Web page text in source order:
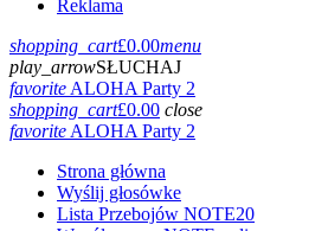
Reklama
shopping_cart£0.00menu
play_arrowSŁUCHAJ
favoriteALOHA Party 2
shopping_cart£0.00 close
favoriteALOHA Party 2
Strona główna
Wyślij głosówke
Lista Przebojów NOTE20